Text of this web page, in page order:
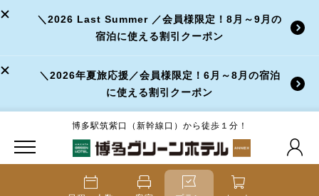
＼2026 Last Summer ／会員様限定！8月～9月の
宿泊に使える割引クーポン
＼2026年夏旅応援／会員様限定！6月～8月の宿泊
に使える割引クーポン
博多駅筑紫口（新幹線口）から徒歩１分！